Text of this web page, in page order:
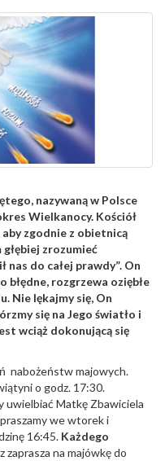
nazywaną w Polsce
Wielkanocy. Kościół
aby zgodnie z obietnicą
głębiej zrozumieć
do całej prawdy”. On
błędne, rozgrzewa oziębłe
Nie lękajmy się, On
się na Jego światło i
wciąż dokonującą się
nabożeństw majowych.
o godz. 17:30.
uwielbiać Matkę Zbawiciela
we wtorek i
16:45. Każdego
zaprasza na majówkę do